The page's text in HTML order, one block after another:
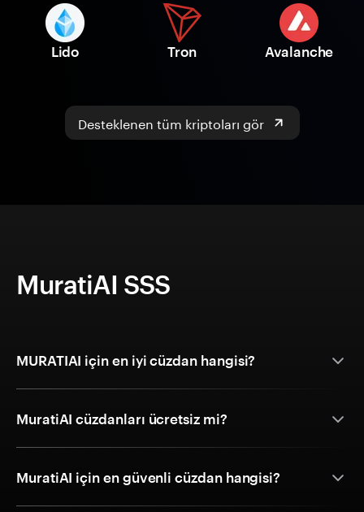
Lido Tron Avalanche
Desteklenen tüm kriptoları gör
MuratiAI SSS
MURATIAI için en iyi cüzdan hangisi?
MuratiAI cüzdanları ücretsiz mi?
MuratiAI için en güvenli cüzdan hangisi?